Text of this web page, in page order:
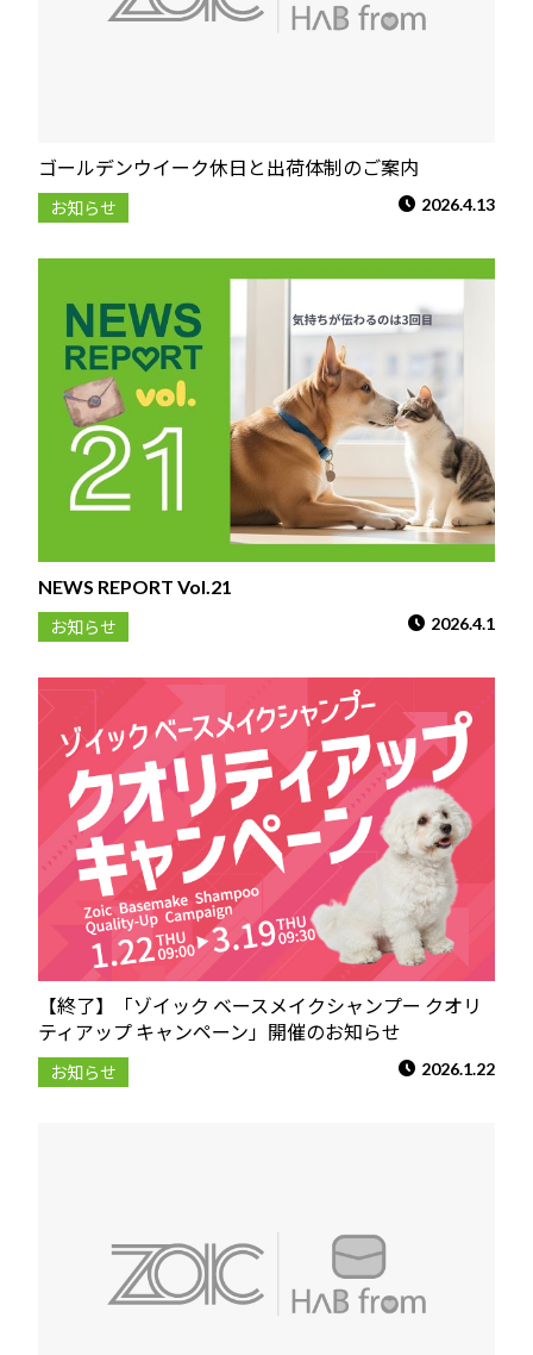
ゴールデンウイーク休日と出荷体制のご案内
お知らせ 2026.4.13
NEWS REPORT Vol.21
お知らせ 2026.4.1
【終了】「ゾイック ベースメイクシャンプー クオリ
ティアップ キャンペーン」開催のお知らせ
お知らせ 2026.1.22